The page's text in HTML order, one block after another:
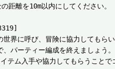
距離を10m以内にしてください。
界に呼び、冒険に協力してもら
パーティー編成を終えましょう。
テム入手や協力してもらうことで